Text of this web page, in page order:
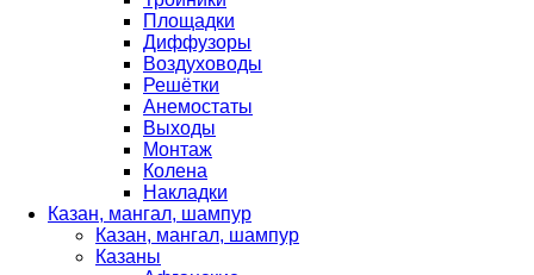
Площадки
Диффузоры
Воздуховоды
Решётки
Анемостаты
Выходы
Монтаж
Колена
Накладки
Казан, мангал, шампур
Казан, мангал, шампур
Казаны